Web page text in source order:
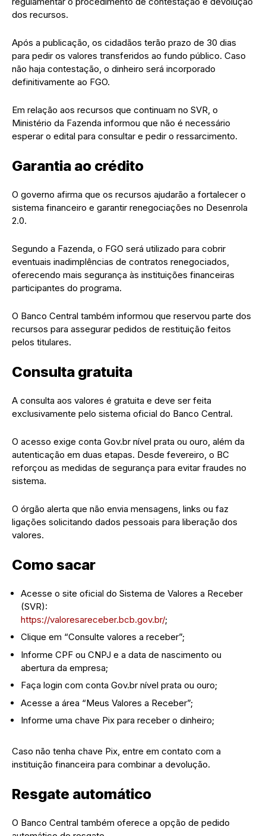
dos recursos.
Após a publicação, os cidadãos terão prazo de 30 dias
para pedir os valores transferidos ao fundo público. Caso
não haja contestação, o dinheiro será incorporado
definitivamente ao FGO.
Em relação aos recursos que continuam no SVR, o
Ministério da Fazenda informou que não é necessário
esperar o edital para consultar e pedir o ressarcimento.
Garantia ao crédito
O governo afirma que os recursos ajudarão a fortalecer o
sistema financeiro e garantir renegociações no Desenrola
2.0.
Segundo a Fazenda, o FGO será utilizado para cobrir
eventuais inadimplências de contratos renegociados,
oferecendo mais segurança às instituições financeiras
participantes do programa.
O Banco Central também informou que reservou parte dos
recursos para assegurar pedidos de restituição feitos
pelos titulares.
Consulta gratuita
A consulta aos valores é gratuita e deve ser feita
exclusivamente pelo sistema oficial do Banco Central.
O acesso exige conta Gov.br nível prata ou ouro, além da
autenticação em duas etapas. Desde fevereiro, o BC
reforçou as medidas de segurança para evitar fraudes no
sistema.
O órgão alerta que não envia mensagens, links ou faz
ligações solicitando dados pessoais para liberação dos
valores.
Como sacar
Acesse o site oficial do Sistema de Valores a Receber
(SVR):
https://valoresareceber.bcb.gov.br/;
Clique em “Consulte valores a receber”;
Informe CPF ou CNPJ e a data de nascimento ou
abertura da empresa;
Faça login com conta Gov.br nível prata ou ouro;
Acesse a área “Meus Valores a Receber”;
Informe uma chave Pix para receber o dinheiro;
Caso não tenha chave Pix, entre em contato com a
instituição financeira para combinar a devolução.
Resgate automático
O Banco Central também oferece a opção de pedido